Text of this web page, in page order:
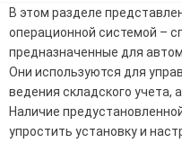
В этом разделе
операционной системой –
предназначенные для
Они используются для
ведения складского учета,
Наличие
упростить установку и